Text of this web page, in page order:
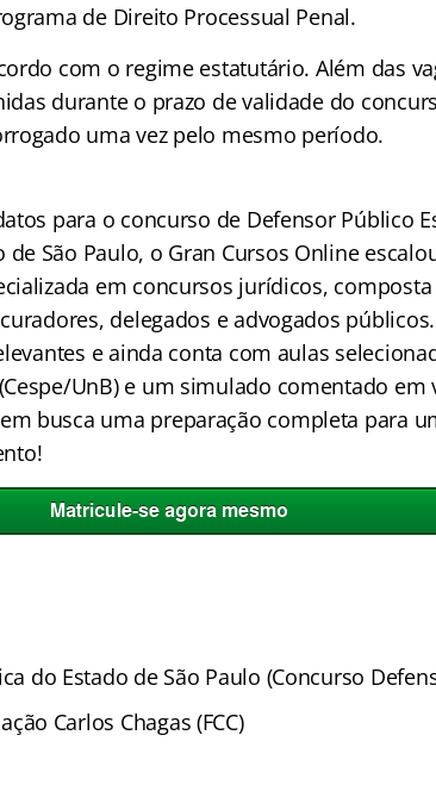
de Direito Processual Penal.
com o regime estatutário. Além das
durante o prazo de validade do
uma vez pelo mesmo período.
para o concurso de Defensor Público
São Paulo, o Gran Cursos Online
em concursos jurídicos,
delegados e advogados
e ainda conta com aulas
UnB) e um simulado comentado
busca uma preparação completa para
do Estado de São Paulo (Concurso
Carlos Chagas (FCC)